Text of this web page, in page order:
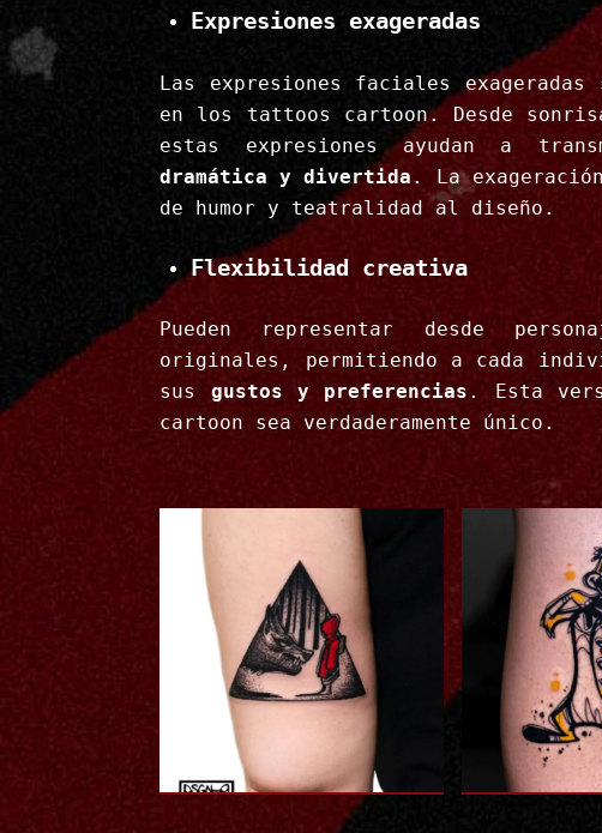
Expresiones exageradas
Las expresiones faciales
en los tattoos cartoon. Desde
estas expresiones ayudan a
dramática y divertida . La
de humor y teatralidad al diseño.
Flexibilidad creativa
Pueden representar desde
originales, permitiendo a cada
sus gustos y preferencias . Esta
cartoon sea verdaderamente único.